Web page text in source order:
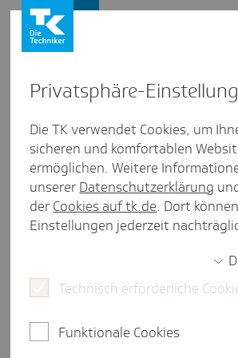
Artikel aus Hessen
Im besten Fall lassen sich
durch geeignete konservative
Operation zu umgehen. In Hessen
ausgewählte neurochirurgische
Presse und Politik
Privat­sphäre-
Die TK verwendet Cookies, um
sicheren und komfortablen
ermöglichen. Weitere
unserer Datenschutzerklärung
der Cookies auf tk.de. Dort
Einstellungen jederzeit
Technisch erforderliche
Funktionale Cookies